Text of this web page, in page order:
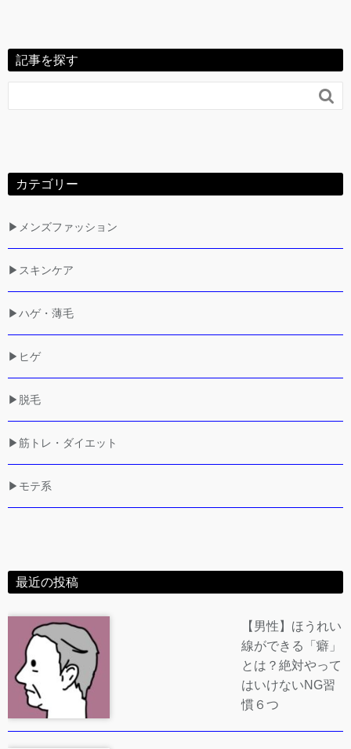
記事を探す

カテゴリー
▶メンズファッション
▶スキンケア
▶ハゲ・薄毛
▶ヒゲ
▶脱毛
▶筋トレ・ダイエット
▶モテ系
最近の投稿
【男性】ほうれい
線ができる「癖」
とは？絶対やって
はいけないNG習
慣６つ